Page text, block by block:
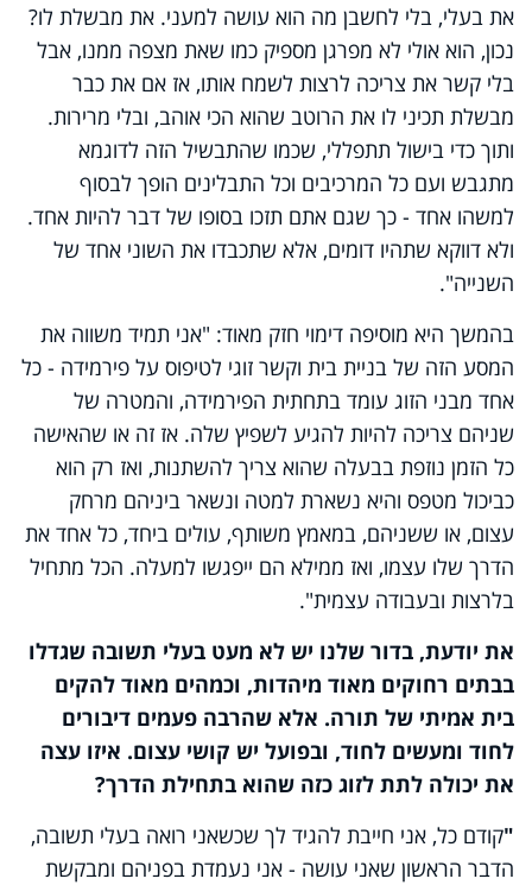
את בעלי, בלי לחשבן מה הוא עושה למעני. את מבשלת לו?
נכון, הוא אולי לא מפרגן מספיק כמו שאת מצפה ממנו, אבל
בלי קשר את צריכה לרצות לשמח אותו, אז אם את כבר
מבשלת תכיני לו את הרוטב שהוא הכי אוהב, ובלי מרירות.
ותוך כדי בישול תתפללי, שכמו שהתבשיל הזה לדוגמא
מתגבש ועם כל המרכיבים וכל התבלינים הופך לבסוף
למשהו אחד - כך שגם אתם תזכו בסופו של דבר להיות אחד.
ולא דווקא שתהיו דומים, אלא שתכבדו את השוני אחד של
השנייה".
בהמשך היא מוסיפה דימוי חזק מאוד: "אני תמיד משווה את
המסע הזה של בניית בית וקשר זוגי לטיפוס על פירמידה - כל
אחד מבני הזוג עומד בתחתית הפירמידה, והמטרה של
שניהם צריכה להיות להגיע לשפיץ שלה. אז זה או שהאישה
כל הזמן נוזפת בבעלה שהוא צריך להשתנות, ואז רק הוא
כביכול מטפס והיא נשארת למטה ונשאר ביניהם מרחק
עצום, או ששניהם, במאמץ משותף, עולים ביחד, כל אחד את
הדרך שלו עצמו, ואז ממילא הם ייפגשו למעלה. הכל מתחיל
בלרצות ובעבודה עצמית".
את יודעת, בדור שלנו יש לא מעט בעלי תשובה שגדלו
בבתים רחוקים מאוד מיהדות, וכמהים מאוד להקים
בית אמיתי של תורה. אלא שהרבה פעמים דיבורים
לחוד ומעשים לחוד, ובפועל יש קושי עצום. איזו עצה
את יכולה לתת לזוג כזה שהוא בתחילת הדרך?
"קודם כל, אני חייבת להגיד לך שכשאני רואה בעלי תשובה,
הדבר הראשון שאני עושה - אני נעמדת בפניהם ומבקשת